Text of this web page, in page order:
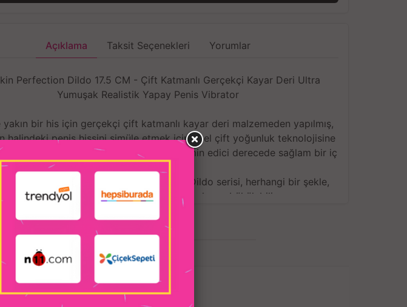
Açıklama Taksit Seçenekleri Yorumlar
Perfection Dildo 17.5 CM - Çift Katmanlı Gerçekçi Kayar Deri Ultra
Yumuşak Realistik Yapay Penis Vibrator
yakın bir his için gerçekçi çift katmanlı kayar deri malzemeden yapılmış,
halindeki penis hissini simüle etmek için özel çift yoğunluk teknolojisine
yapay penis, yumuşak bir dış cilde ve tatmin edici derecede sağlam bir iç
için el yapımı olan Foreskin Perfection Dildo serisi, herhangi bir şekle,
hatta gerçeğinden daha iyi bir şekilde kolayca bükülebilir.
mukavemetli TPE'den yapılmış patentli vantuzumuz, belden bağlama
kullanım için vidalanarak açılıp kapatılabilir. Ayrıca güçlü eller serbest
oyunu için güçlü emiş sağlar.
- Süper gerçekçi çift katmanlı TPE malzemeden yapılmıştır
çift yoğunluklu kayan cilt teknolojisi, yumuşak dış cildi sıkı bir merkezle
uyarır